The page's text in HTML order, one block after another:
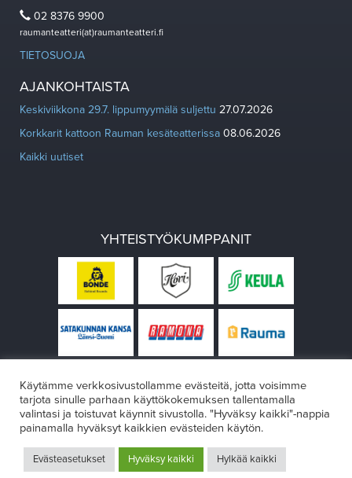
02 8376 9900
raumanteatteri(at)raumanteatteri.fi
TIETOSUOJA
AJANKOHTAISTA
Keskiviikkona 29.7. lippumyymälä suljettu 27.07.2026
Korkkarit kattoon Rauman kesäteatterissa 08.06.2026
Kaikki uutiset
YHTEISTYÖKUMPPANIT
Design:VÄRIKÄS
Käytämme verkkosivustollamme evästeitä, jotta voisimme
tarjota sinulle parhaan käyttökokemuksen tallentamalla
valintasi ja toistuvat käynnit sivustolla. "Hyväksy kaikki"-nappia
painamalla hyväksyt kaikkien evästeiden käytön.
Evästeasetukset Hyväksy kaikki Hylkää kaikki